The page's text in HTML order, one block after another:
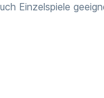
Einzelspiele